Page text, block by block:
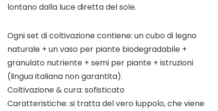
lontano dalla luce diretta del sole.
Ogni set di coltivazione contiene: un cubo di legno
naturale + un vaso per piante biodegradabile +
granulato nutriente + semi per piante + istruzioni
(lingua italiana non garantita).
Coltivazione & cura: sofisticato
Caratteristiche: si tratta del vero luppolo, che viene